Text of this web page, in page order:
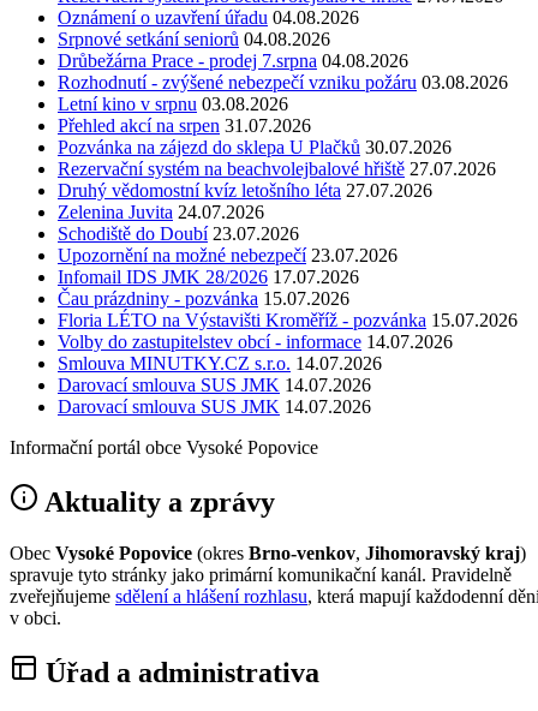
Oznámení o uzavření úřadu 04.08.2026
Srpnové setkání seniorů 04.08.2026
Drůbežárna Prace - prodej 7.srpna 04.08.2026
Rozhodnutí - zvýšené nebezpečí vzniku požáru 03.08.2026
Letní kino v srpnu 03.08.2026
Přehled akcí na srpen 31.07.2026
Pozvánka na zájezd do sklepa U Plačků 30.07.2026
Rezervační systém na beachvolejbalové hřiště 27.07.2026
Druhý vědomostní kvíz letošního léta 27.07.2026
Zelenina Juvita 24.07.2026
Schodiště do Doubí 23.07.2026
Upozornění na možné nebezpečí 23.07.2026
Infomail IDS JMK 28/2026 17.07.2026
Čau prázdniny - pozvánka 15.07.2026
Floria LÉTO na Výstavišti Kroměříž - pozvánka 15.07.2026
Volby do zastupitelstev obcí - informace 14.07.2026
Smlouva MINUTKY.CZ s.r.o. 14.07.2026
Darovací smlouva SUS JMK 14.07.2026
Darovací smlouva SUS JMK 14.07.2026
Informační portál obce Vysoké Popovice
Aktuality a zprávy
Obec Vysoké Popovice (okres Brno-venkov, Jihomoravský kraj)
spravuje tyto stránky jako primární komunikační kanál. Pravidelně
zveřejňujeme sdělení a hlášení rozhlasu, která mapují každodenní
v obci.
Úřad a administrativa